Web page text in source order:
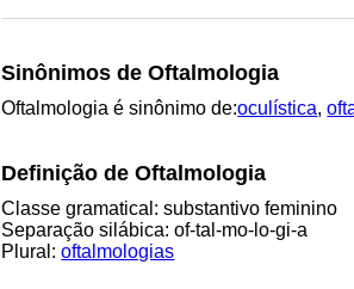
Sinônimos de Oftalmologia
Oftalmologia é sinônimo de:oculística,
Definição de Oftalmologia
Classe gramatical: substantivo feminino
Separação silábica: of-tal-mo-lo-gi-a
Plural:oftalmologias